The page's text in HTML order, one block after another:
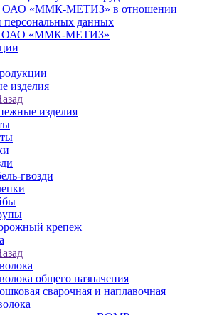
ОАО «ММК-МЕТИЗ» в отношении
персональных данных
ОАО «ММК-МЕТИЗ»
изделия
изделия
гвозди
крепеж
общего назначения
сварочная и наплавочная